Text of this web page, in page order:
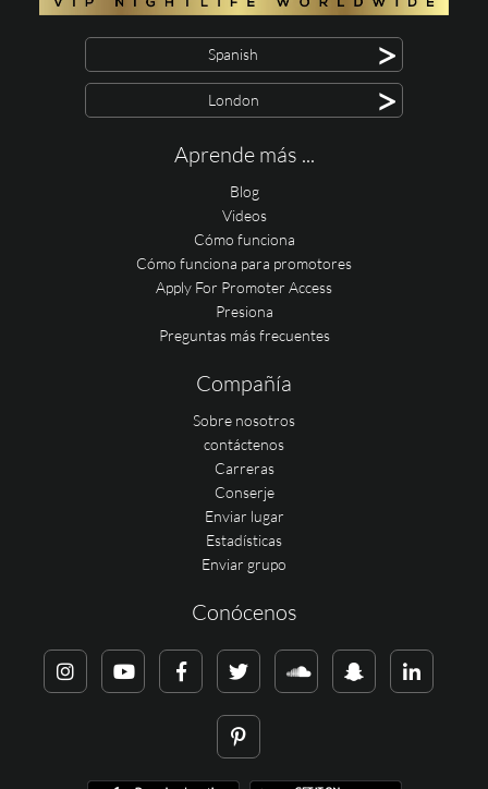
Spanish >
London >
Aprende más ...
Blog
Videos
Cómo funciona
Cómo funciona para promotores
Apply For Promoter Access
Presiona
Preguntas más frecuentes
Compañía
Sobre nosotros
contáctenos
Carreras
Conserje
Enviar lugar
Estadísticas
Enviar grupo
Conócenos